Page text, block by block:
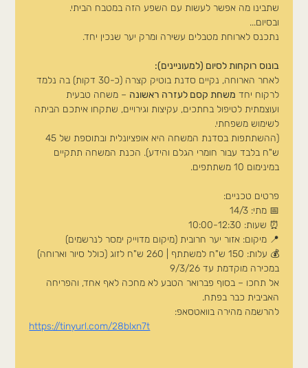
שתבינו מה אפשר לעשות עם השפע הזה במטבח הביתי.
ובסיום...
נתכנס לארוחת מטבלים עשירה ומרק יער שנכין יחד.
בונוס רוקחות לסיום (למעוניינים):
לאחר הארוחה, נקיים סדנת בוטיק קצרה (כ-30 דקות) בה נלמד
לרקוח יחד משחת קסם לעזרה ראשונה – משחה טבעית
ועוצמתית לטיפול בחתכים, עקיצות וגירויים, שתקחו איתכם הביתה
לשימוש משפחתי.
ש"ח בלבד עבור חומרי הגלם והידע). הכנת המשחה תתקיים
במינימום 10 משתתפים.
פרטים טכניים:
📅 מתי: 14/3
⏰ שעות: 10:00-12:30
📍 מיקום: אזור יער חרובית (מיקום מדוייק ימסר לנרשמים)
💰 עלות: 150 ש"ח למשתתף | 260 ש"ח לזוג (כולל סיור וארוחה)
במכירה מוקדמת עד 9/3/26
אל תחכו – בסוף פברואר הטבע לא מחכה לאף אחד, והפריחה
האביבית כבר בפתח.
להרשמה מהירה בוואטסאפ:
https://tinyurl.com/28blxn7t